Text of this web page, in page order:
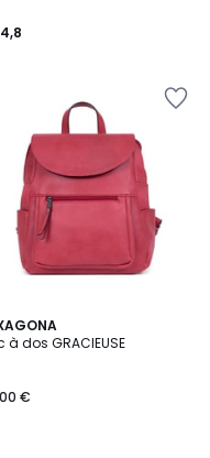
4,8
Sac à dos GRACIEUSE
€